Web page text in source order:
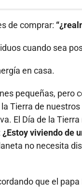
de comprar:
cuando sea
en casa.
pequeñas, pero
Tierra de
El Día de la
¿Estoy viviendo de
no necesita
que el